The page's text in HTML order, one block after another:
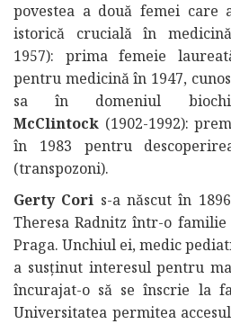
povestea a două femei care
istorică crucială în
1957): prima femeie
pentru medicină în 1947,
sa în domeniul
McClintock (1902-1992):
în 1983 pentru
(transpozoni).
Gerty Cori s-a născut în
Theresa Radnitz într-o
Praga. Unchiul ei, medic
a susținut interesul pentru
încurajat-o să se înscrie la
Universitatea permitea